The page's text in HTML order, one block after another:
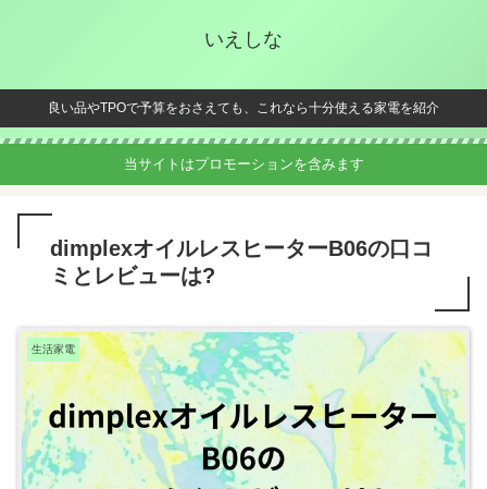
いえしな
良い品やTPOで予算をおさえても、これなら十分使える家電を紹介
当サイトはプロモーションを含みます
dimplexオイルレスヒーターB06の口コ
ミとレビューは?
生活家電